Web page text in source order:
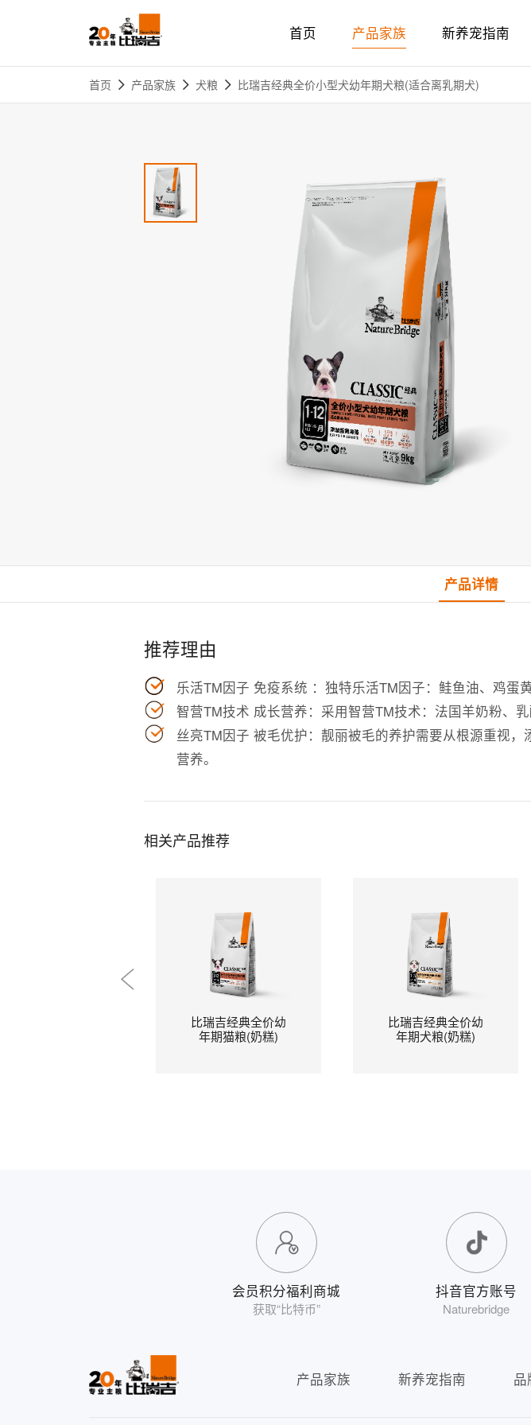
首页 产品家族 新养宠指南
首页 产品家族 犬粮 比瑞吉经典全价小型犬幼年期犬粮(适合离乳期犬)
产品详情
推荐理由
乐活TM因子 免疫系统 ：独特乐活TM因子：鲑鱼油、鸡蛋
智营TM技术 成长营养：采用智营TM技术：法国羊奶粉、
丝亮TM因子 被毛优护：靓丽被毛的养护需要从根源重视
营养。
相关产品推荐
比瑞吉经典全价幼
年期猫粮(奶糕)
比瑞吉经典全价幼
年期犬粮(奶糕)
会员积分福利商城
获取“比特币”
抖音官方账号
Naturebridge
产品家族 新养宠指南 品